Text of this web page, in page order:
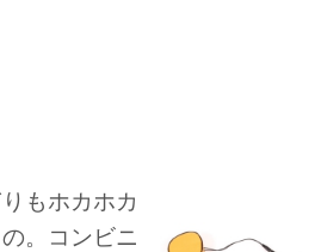
もホカホカ
。コンビニ